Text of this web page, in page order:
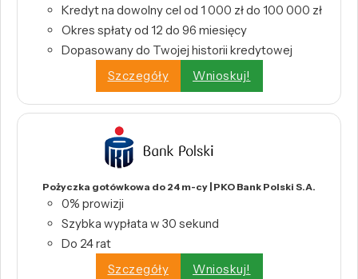
Kredyt na dowolny cel od 1 000 zł do 100 000 zł
Okres spłaty od 12 do 96 miesięcy
Dopasowany do Twojej historii kredytowej
Szczegóły
Wnioskuj!
Pożyczka gotówkowa do 24 m-cy | PKO Bank Polski S.A.
0% prowizji
Szybka wypłata w 30 sekund
Do 24 rat
Szczegóły
Wnioskuj!